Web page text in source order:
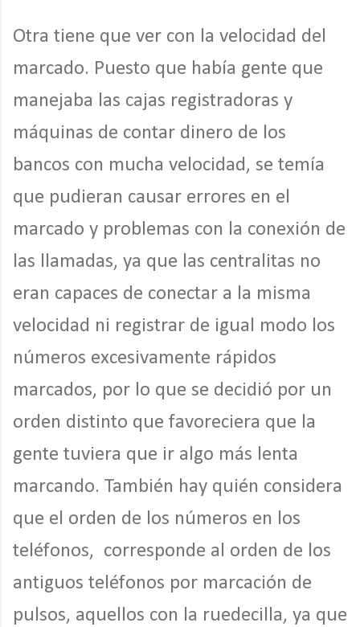
Otra tiene que ver con la velocidad del
marcado. Puesto que había gente que
manejaba las cajas registradoras y
máquinas de contar dinero de los
bancos con mucha velocidad, se temía
que pudieran causar errores en el
marcado y problemas con la conexión de
las llamadas, ya que las centralitas no
eran capaces de conectar a la misma
velocidad ni registrar de igual modo los
números excesivamente rápidos
marcados, por lo que se decidió por un
orden distinto que favoreciera que la
gente tuviera que ir algo más lenta
marcando. También hay quién considera
que el orden de los números en los
teléfonos, corresponde al orden de los
antiguos teléfonos por marcación de
pulsos, aquellos con la ruedecilla, ya que